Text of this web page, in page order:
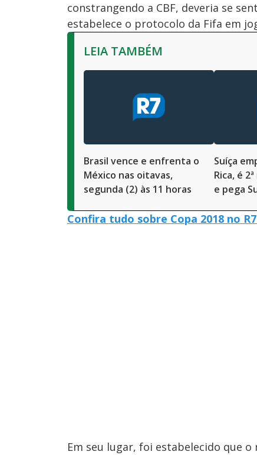
constrangendo a CBF, deveria se
estabelece o protocolo da Fifa em
LEIA TAMBÉM
Brasil vence e enfrenta o
México nas oitavas,
segunda (2) às 11 horas
Suíça
Rica, é
e pega
Confira tudo sobre Copa 2018 no
Em seu lugar, foi estabelecido que